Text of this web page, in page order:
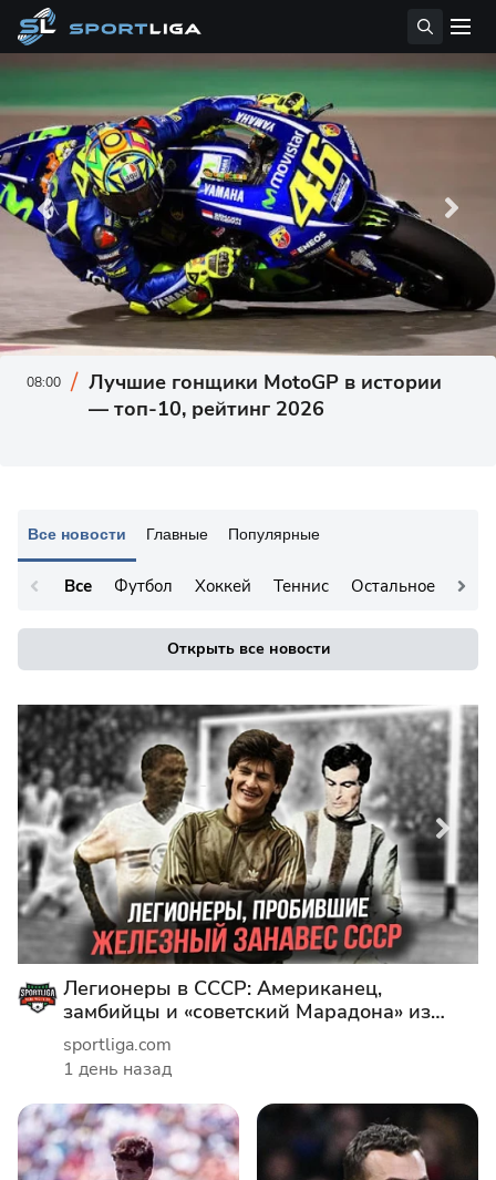
08:00
Лучшие гонщики MotoGP в истории
— топ‑10, рейтинг 2026
Все новости Главные Популярные
Все Футбол Хоккей Теннис Остальное
Открыть все новости
Легионеры в СССР: Американец,
замбийцы и «советский Марадона» из
Греции!
sportliga.com
1 день назад